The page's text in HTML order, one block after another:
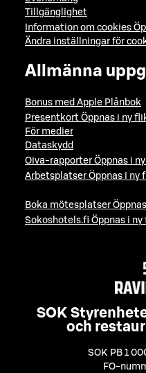
Tillgänglighet
Information om cookies
Ändra inställningar för
Allmänna
Bonus med Apple Plånbok
Presentkort Öppnas i ny
För medier
Dataskydd
Oiva-rapporter Öppnas i
Arbetsplatser Öppnas i ny
Boka mötesplatser
Sokoshotels.fi Öppnas i ny
SOK
och
SOK PB 1
FO-